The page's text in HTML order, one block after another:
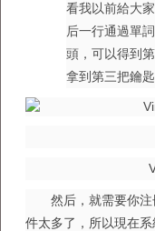
看我以前給大
后一行通過單
頭，可以得到
拿到第三把鑰
然后，就需要你注
件太多了，所以現在